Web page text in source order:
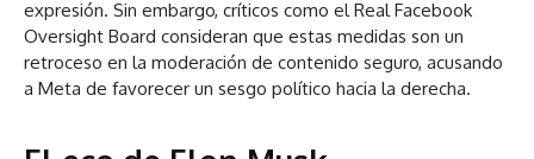
expresión. Sin embargo, críticos como el Real Facebook
Oversight Board consideran que estas medidas son un
retroceso en la moderación de contenido seguro, acusando
a Meta de favorecer un sesgo político hacia la derecha.